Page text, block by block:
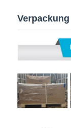
Verpackung